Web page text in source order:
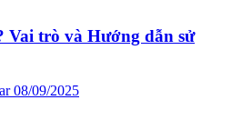
Vai trò và Hướng dẫn sử
08/09/2025